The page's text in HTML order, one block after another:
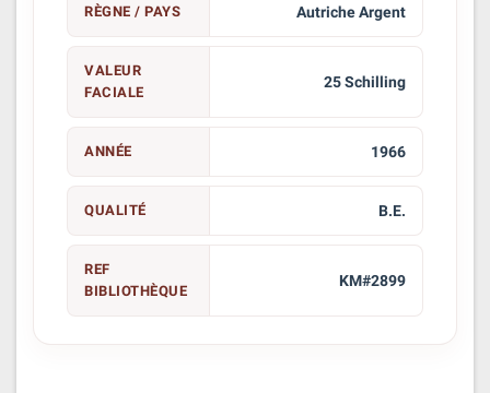
RÈGNE / PAYS Autriche Argent
VALEUR
FACIALE
25 Schilling
ANNÉE 1966
QUALITÉ B.E.
REF
BIBLIOTHÈQUE
KM#2899